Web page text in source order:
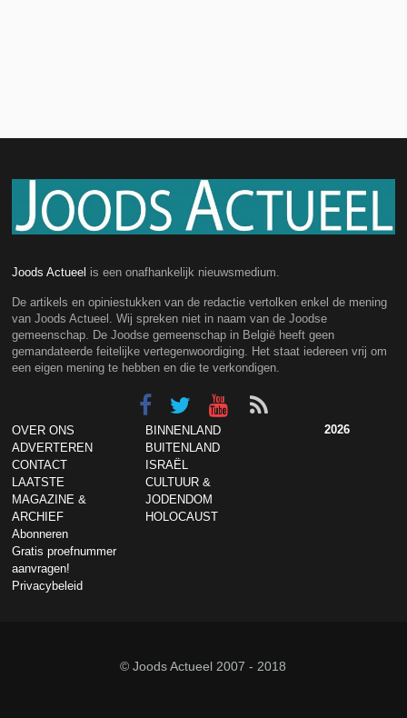
Joods Actueel is een onafhankelijk nieuwsmedium.
De artikels en opiniestukken van de redactie vertolken enkel de mening
van Joods Actueel. Wij spreken niet in naam van de Joodse
gemeenschap. De Joodse gemeenschap in België heeft geen
gemandateerde feitelijke vertegenwoordiging. Het staat iedereen vrij om
een eigen mening te hebben en die te verkondigen.
OVER ONS
ADVERTEREN
CONTACT
LAATSTE
MAGAZINE &
ARCHIEF
Abonneren
Gratis proefnummer
aanvragen!
Privacybeleid
BINNENLAND
BUITENLAND
ISRAËL
CULTUUR &
JODENDOM
HOLOCAUST
2026
© Joods Actueel 2007 - 2018